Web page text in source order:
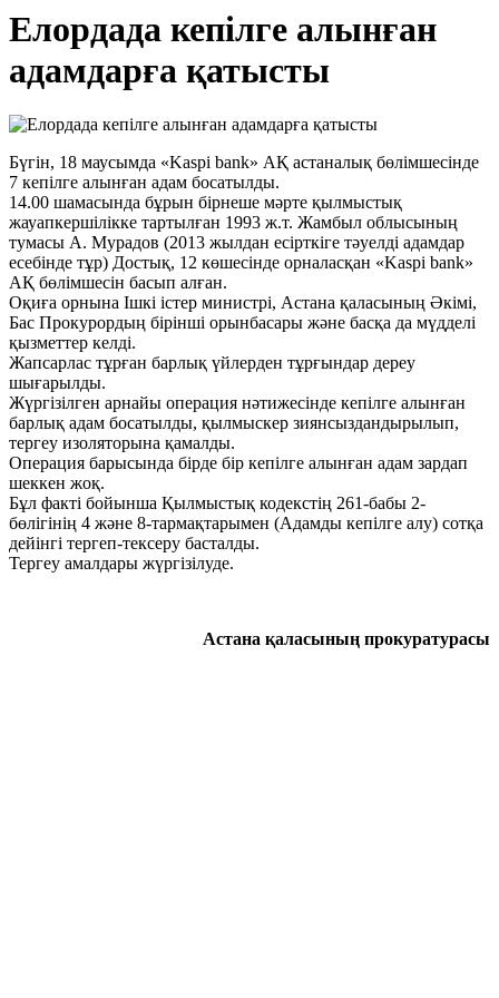
Елордада кепілге алынған
адамдарға қатысты
Бүгін, 18 маусымда «Kaspi bank» АҚ астаналық бөлімшесінде
7 кепілге алынған адам босатылды.
14.00 шамасында бұрын бірнеше мәрте қылмыстық
жауапкершілікке тартылған 1993 ж.т. Жамбыл облысының
тумасы А. Мурадов (2013 жылдан есірткіге тәуелді адамдар
есебінде тұр) Достық, 12 көшесінде орналасқан «Kaspi bank»
АҚ бөлімшесін басып алған.
Оқиға орнына Ішкі істер министрі, Астана қаласының Әкімі,
Бас Прокурордың бірінші орынбасары және басқа да мүдделі
қызметтер келді.
Жапсарлас тұрған барлық үйлерден тұрғындар дереу
шығарылды.
Жүргізілген арнайы операция нәтижесінде кепілге алынған
барлық адам босатылды, қылмыскер зиянсыздандырылып,
тергеу изоляторына қамалды.
Операция барысында бірде бір кепілге алынған адам зардап
шеккен жоқ.
Бұл факті бойынша Қылмыстық кодекстің 261-бабы 2-
бөлігінің 4 және 8-тармақтарымен (Адамды кепілге алу) сотқа
дейінгі тергеп-тексеру басталды.
Тергеу амалдары жүргізілуде.
Астана қаласының прокуратурасы